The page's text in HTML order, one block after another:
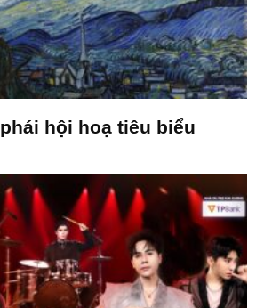
hội hoạ tiêu biểu